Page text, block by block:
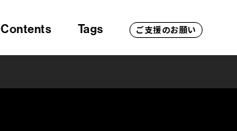
Contents Tags ご支援のお願い